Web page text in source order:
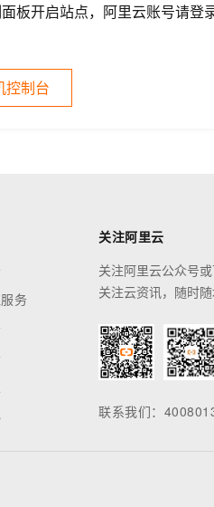
板开启站点，阿里云账号请登
控制台